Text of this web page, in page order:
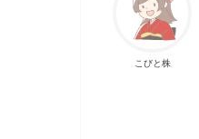
こびと株